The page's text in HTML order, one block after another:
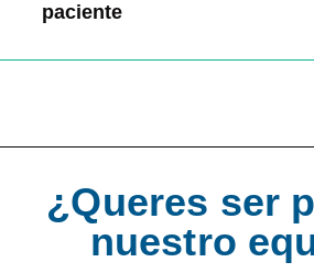
paciente
¿Queres ser
nuestro